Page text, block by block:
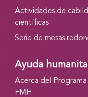
Actividades de
científicas
Serie de mesas
Ayuda
Acerca del
FMH